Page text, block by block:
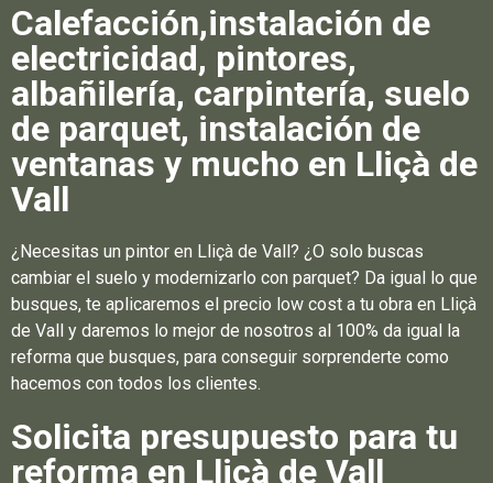
Calefacción,instalación de
electricidad, pintores,
albañilería, carpintería, suelo
de parquet, instalación de
ventanas y mucho en Lliçà de
Vall
¿Necesitas un pintor en Lliçà de Vall? ¿O solo buscas
cambiar el suelo y modernizarlo con parquet? Da igual lo que
busques, te aplicaremos el precio low cost a tu obra en Lliçà
de Vall y daremos lo mejor de nosotros al 100% da igual la
reforma que busques, para conseguir sorprenderte como
hacemos con todos los clientes.
Solicita presupuesto para tu
reforma en Lliçà de Vall